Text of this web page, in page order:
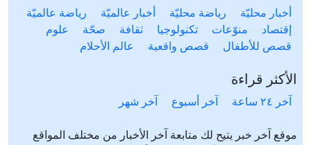
أخبار محليّة رياضة محليّة أخبار عالميّة
رياضة عالميّة
إقتصاد
منوّعات تكنولوجيا ثقافة صحّة
علوم
قصص للأطفال
قصص واقعية عالم الأحلام
الأكثر قراءة
آخر ٢٤ ساعة آخر أسبوع آخر شهر
موقع آخر خبر يتيح لك متابعة آخر الأخبار من مختلف المواقع